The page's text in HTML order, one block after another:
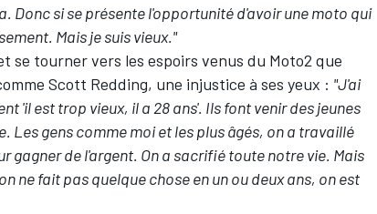
Donc si se présente l'opportunité d'avoir une moto qui
Mais je suis vieux."
se tourner vers les espoirs venus du Moto2 que
Scott Redding, une injustice à ses yeux : "J'ai
'il est trop vieux, il a 28 ans'. Ils font venir des jeunes
Les gens comme moi et les plus âgés, on a travaillé
gagner de l'argent. On a sacrifié toute notre vie. Mais
ne fait pas quelque chose en un ou deux ans, on est